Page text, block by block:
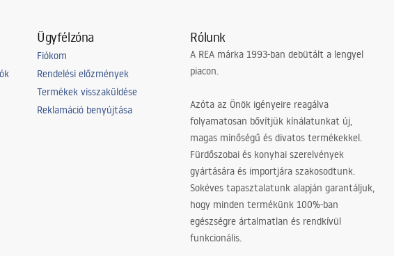
Ügyfélzóna
Fiókom
Rendelési előzmények
Termékek visszaküldése
Reklamáció benyújtása
Rólunk
A REA márka 1993-ban debütált a lengyel
piacon.
Azóta az Önök igényeire reagálva
folyamatosan bővítjük kínálatunkat új,
magas minőségű és divatos termékekkel.
Fürdőszobai és konyhai szerelvények
gyártására és importjára szakosodtunk.
Sokéves tapasztalatunk alapján garantáljuk,
hogy minden termékünk 100%-ban
egészségre ártalmatlan és rendkívül
funkcionális.